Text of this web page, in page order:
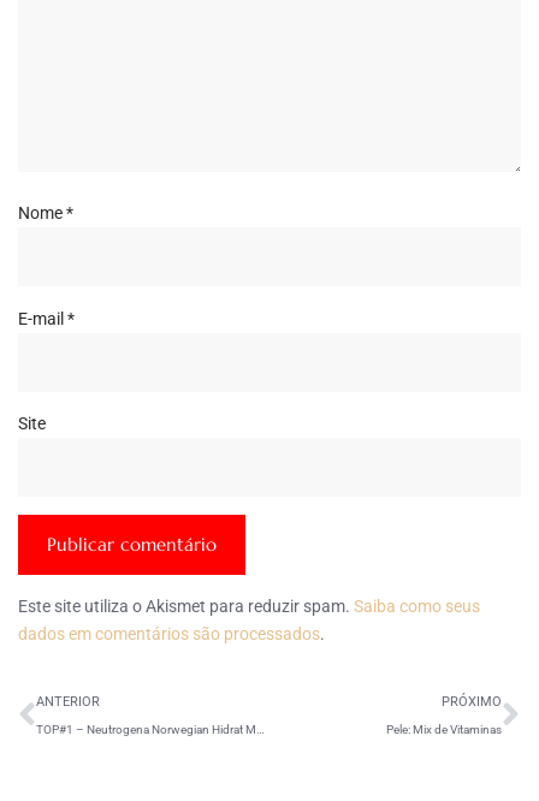
Nome*
E-mail *
Site
Este site utiliza o Akismet para reduzir spam. Saiba como seus
dados em comentários são processados.
ANTERIOR
TOP#1 – Neutrogena Norwegian Hidrat Mãos FPS30
PRÓXIMO
Pele: Mix de Vitaminas